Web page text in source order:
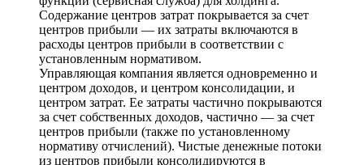
Содержание центров затрат покрывается за счет
центров прибыли — их затраты включаются в
расходы центров прибыли в соответствии с
установленным нормативом.
Управляющая компания является одновременно и
центром доходов, и центром консолидации, и
центром затрат. Ее затраты частично покрываются
за счет собственных доходов, частично — за счет
центров прибыли (также по установленному
нормативу отчислений). Чистые денежные потоки
из центров прибыли консолидируются в